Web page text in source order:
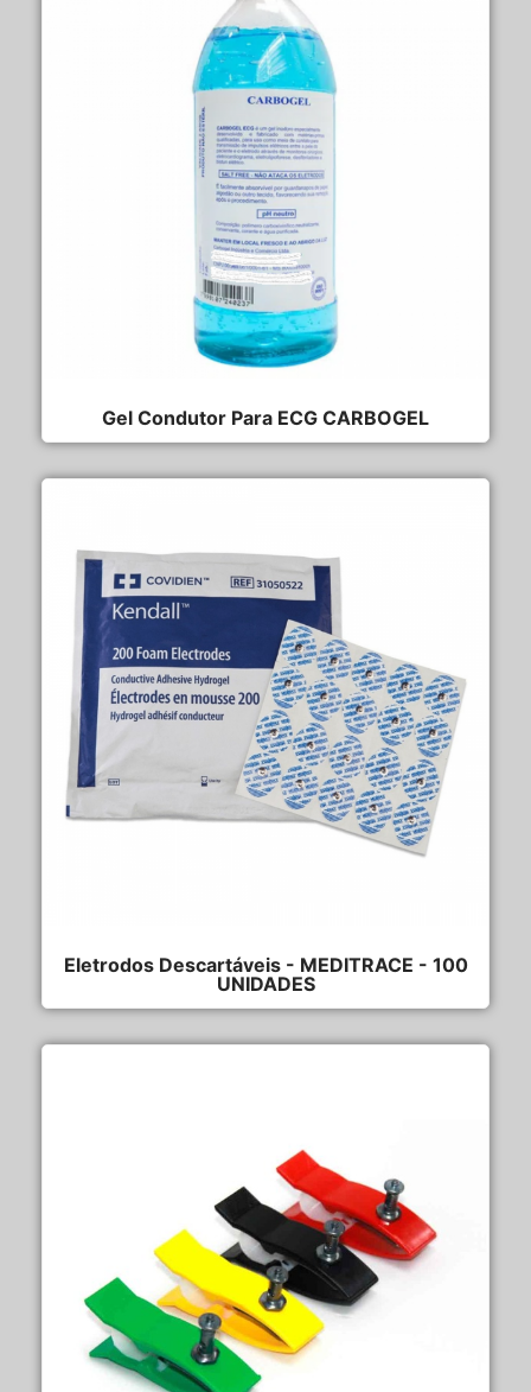
Gel Condutor Para ECG CARBOGEL
Eletrodos Descartáveis - MEDITRACE - 100
UNIDADES